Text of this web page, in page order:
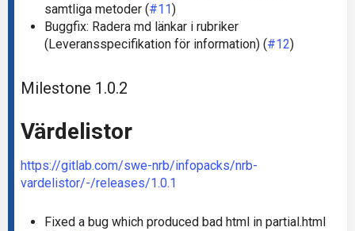
samtliga metoder (#11)
Buggfix: Radera md länkar i rubriker
(Leveransspecifikation för information) (#12)
Milestone 1.0.2
Värdelistor
https://gitlab.com/swe-nrb/infopacks/nrb-
vardelistor/-/releases/1.0.1
Fixed a bug which produced bad html in partial.html